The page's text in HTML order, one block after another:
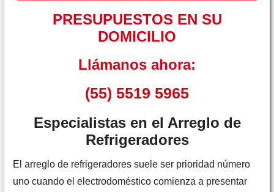
PRESUPUESTOS EN SU
DOMICILIO
Llámanos ahora:
(55) 5519 5965
Especialistas en el Arreglo de
Refrigeradores
El arreglo de refrigeradores suele ser prioridad número
uno cuando el electrodoméstico comienza a presentar